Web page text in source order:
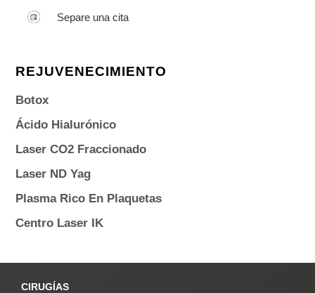
Separe una cita
REJUVENECIMIENTO
Botox
Ácido Hialurónico
Laser CO2 Fraccionado
Laser ND Yag
Plasma Rico En Plaquetas
Centro Laser IK
CIRUGÍAS